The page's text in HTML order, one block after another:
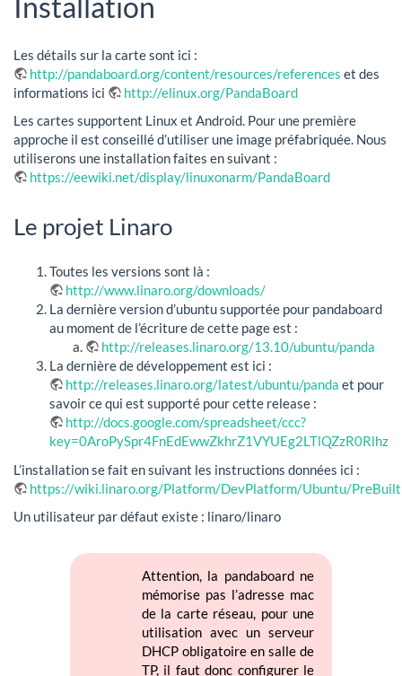
Les détails sur la carte sont ici :
http://pandaboard.org/content/resources/references et des
informations ici
http://elinux.org/PandaBoard
Les cartes supportent Linux et Android. Pour une première
approche il est conseillé d’utiliser une image préfabriquée. Nous
utiliserons une installation faites en suivant :
https://eewiki.net/display/linuxonarm/PandaBoard
Le projet Linaro
Toutes les versions sont là :
http://www.linaro.org/downloads/
La dernière version d’ubuntu supportée pour pandaboard
au moment de l’écriture de cette page est :
http://releases.linaro.org/13.10/ubuntu/panda
La dernière de développement est ici :
http://releases.linaro.org/latest/ubuntu/panda et pour
savoir ce qui est supporté pour cette release :
http://docs.google.com/spreadsheet/ccc?
L’installation se fait en suivant les instructions données ici :
https://wiki.linaro.org/Platform/DevPlatform/Ubuntu/
Un utilisateur par défaut existe : linaro/linaro
Attention, la pandaboard ne
mémorise pas l’adresse mac
de la carte réseau, pour une
utilisation avec un serveur
DHCP obligatoire en salle de
TP, il faut donc configurer le